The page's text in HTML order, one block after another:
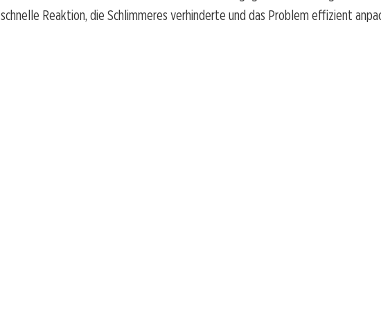
schnelle Reaktion, die Schlimmeres verhinderte und das Problem effizient